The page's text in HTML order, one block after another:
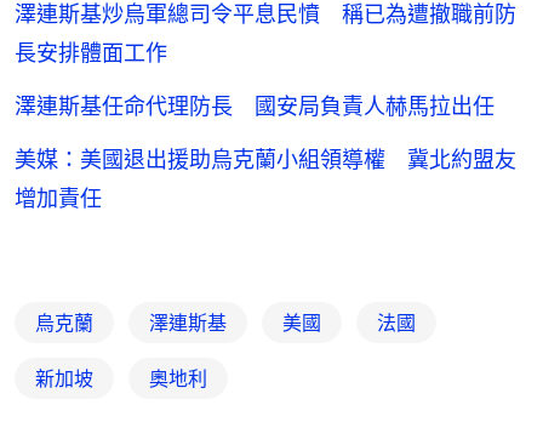
澤連斯基炒烏軍總司令平息民憤 稱已為遭撤職前防
長安排體面工作
澤連斯基任命代理防長 國安局負責人赫馬拉出任
美媒：美國退出援助烏克蘭小組領導權 冀北約盟友
增加責任
烏克蘭 澤連斯基 美國 法國
新加坡 奧地利